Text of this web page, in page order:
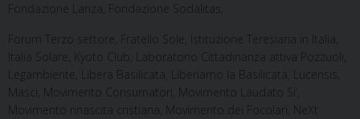
Fondazione Lanza, Fondazione Sodalitas,
Forum Terzo settore, Fratello Sole, Istituzione Teresiana in Italia,
Italia Solare, Kyoto Club, Laboratorio Cittadinanza attiva Pozzuoli,
Legambiente, Libera Basilicata, Liberiamo la Basilicata, Lucensis,
Masci, Movimento Consumatori, Movimento Laudato Si’,
Movimento rinascita cristiana, Movimento dei Focolari, NeXt